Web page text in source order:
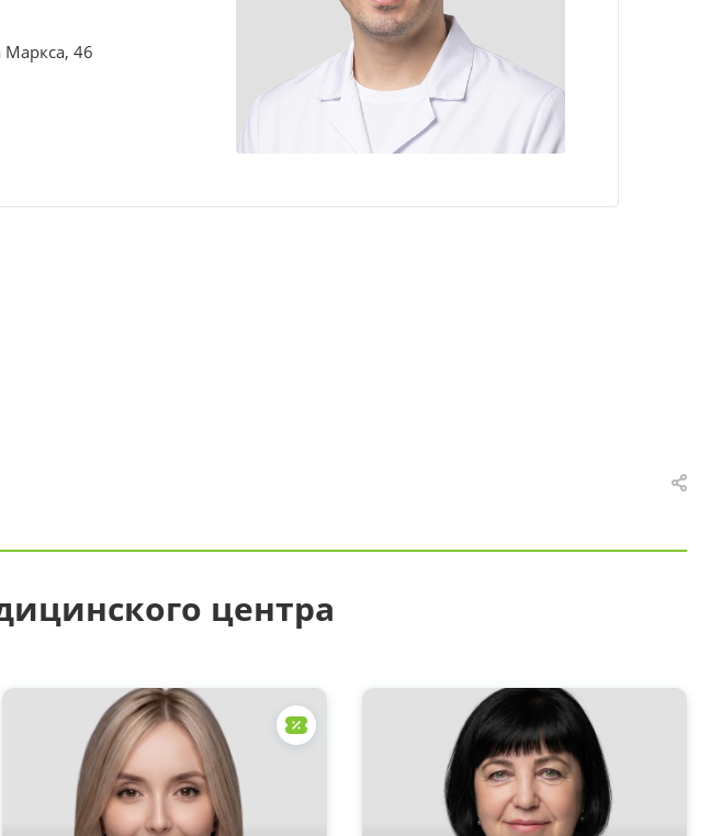
46
центра